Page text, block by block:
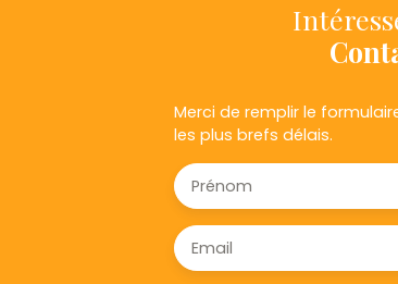
Merci de remplir le
les plus brefs délais.
Prénom
Email